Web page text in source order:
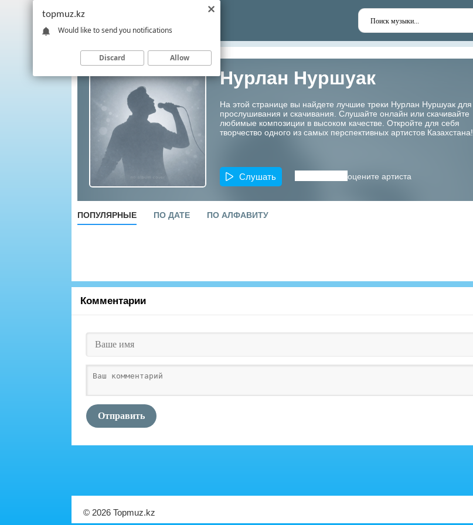
Нурлан Нуршуак
На этой странице вы найдете лучшие треки Нурлан Нуршуак для
прослушивания и скачивания. Слушайте онлайн или скачивайте
любимые композиции в высоком качестве. Откройте для себя
творчество одного из самых перспективных артистов Казахстана!
Слушать оцените артиста
ПОПУЛЯРНЫЕ ПО ДАТЕ ПО АЛФАВИТУ
Комментарии
Отправить
© 2026 Topmuz.kz
topmuz.kz
Would like to send you notifications
Discard Allow